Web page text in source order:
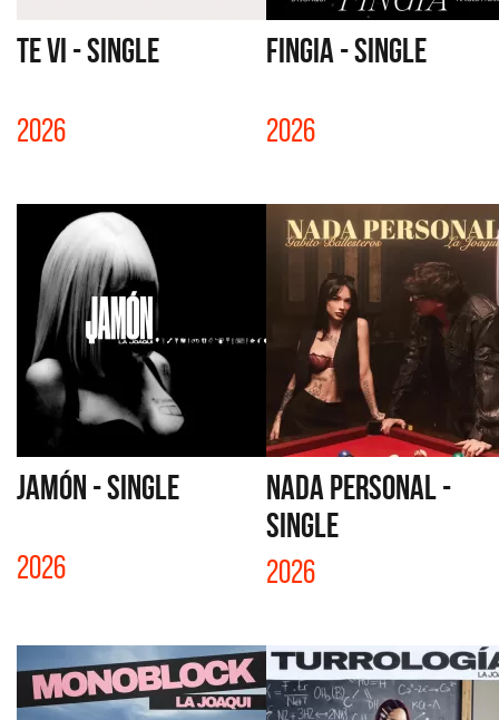
TE VI - SINGLE
2026
FINGIA - SINGLE
2026
JAMÓN - SINGLE
2026
NADA PERSONAL -
SINGLE
2026